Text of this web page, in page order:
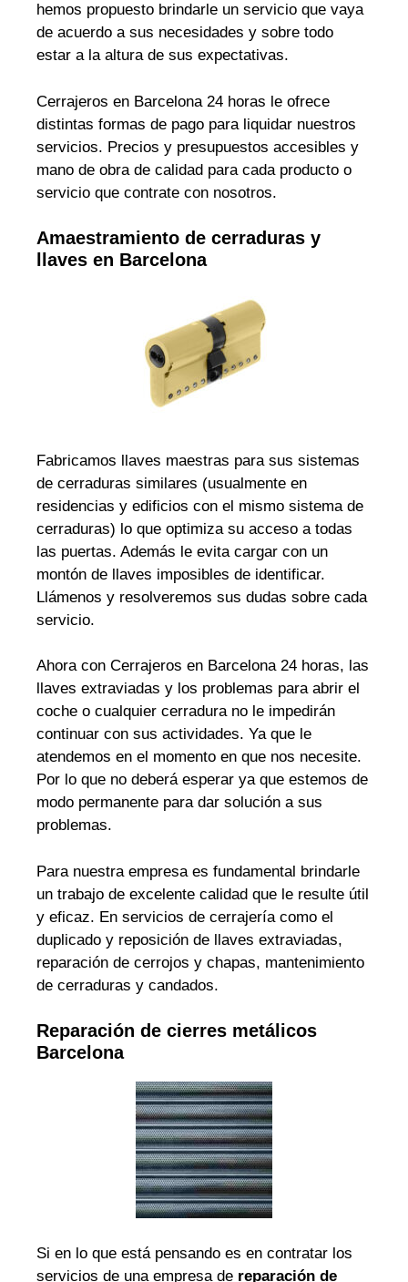
hemos propuesto brindarle un servicio que vaya
de acuerdo a sus necesidades y sobre todo
estar a la altura de sus expectativas.
Cerrajeros en Barcelona 24 horas le ofrece
distintas formas de pago para liquidar nuestros
servicios. Precios y presupuestos accesibles y
mano de obra de calidad para cada producto o
servicio que contrate con nosotros.
Amaestramiento de cerraduras y
llaves en Barcelona
Fabricamos llaves maestras para sus sistemas
de cerraduras similares (usualmente en
residencias y edificios con el mismo sistema de
cerraduras) lo que optimiza su acceso a todas
las puertas. Además le evita cargar con un
montón de llaves imposibles de identificar.
Llámenos y resolveremos sus dudas sobre cada
servicio.
Ahora con Cerrajeros en Barcelona 24 horas, las
llaves extraviadas y los problemas para abrir el
coche o cualquier cerradura no le impedirán
continuar con sus actividades. Ya que le
atendemos en el momento en que nos necesite.
Por lo que no deberá esperar ya que estemos de
modo permanente para dar solución a sus
problemas.
Para nuestra empresa es fundamental brindarle
un trabajo de excelente calidad que le resulte útil
y eficaz. En servicios de cerrajería como el
duplicado y reposición de llaves extraviadas,
reparación de cerrojos y chapas, mantenimiento
de cerraduras y candados.
Reparación de cierres metálicos
Barcelona
Si en lo que está pensando es en contratar los
servicios de una empresa de reparación de